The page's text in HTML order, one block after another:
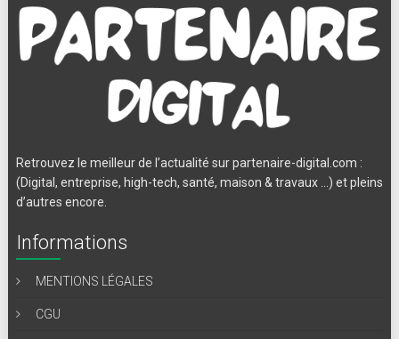
Retrouvez le meilleur de l’actualité sur partenaire-digital.com :
(Digital, entreprise, high-tech, santé, maison & travaux …) et pleins
d’autres encore.
Informations
MENTIONS LÉGALES
CGU